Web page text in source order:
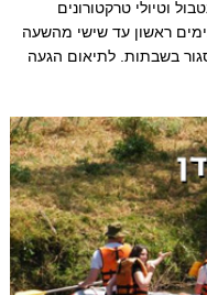
וטיולי טרקטורונים
בימים ראשון עד שישי מהשעה
המקום סגור בשבתות. לתיאום הגעה